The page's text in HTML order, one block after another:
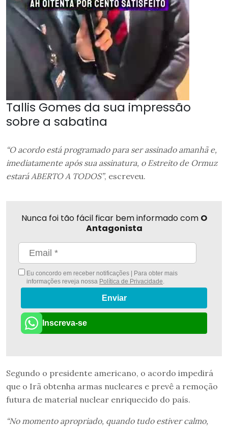
Tallis Gomes da sua impressão
sobre a sabatina
“O acordo está programado para ser assinado amanhã e,
imediatamente após sua assinatura, o Estreito de Ormuz
estará ABERTO A TODOS”, escreveu.
Nunca foi tão fácil ficar bem informado com O
Antagonista
Eu concordo em receber notificações | Para obter mais
informações reveja nossa Política de Privacidade.
Enviar
Inscreva-se
Segundo o presidente americano, o acordo impedirá
que o Irã obtenha armas nucleares e prevê a remoção
futura de material nuclear enriquecido do país.
“No momento apropriado, quando tudo estiver calmo,